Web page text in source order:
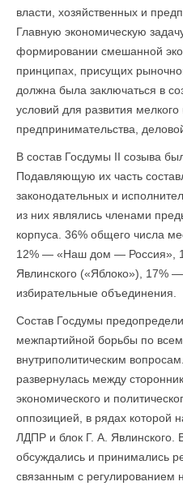
власти, хозяйственных и
Главную экономическую
формировании смешанной
принципах, присущих
должна была заключаться в
условий для развития мелкого
предпринимательства,
В состав Госдумы II созыва
Подавляющую их часть
законодательных и
из них являлись членами
корпуса. 36% общего числа
12% — «Наш дом — Россия»,
Явлинского («Яблоко»), 17%
избирательные объединения.
Состав Госдумы
межпартийной борьбы по
внутриполитическим
развернулась между
экономического и
оппозицией, в рядах которой
ЛДПР и блок Г. А. Явлинского.
обсуждались и принимались
связанным с регулированием